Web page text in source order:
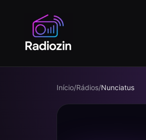
Início/Rádios/Nunciatus